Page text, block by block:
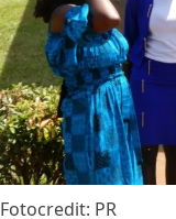
Fotocredit: PR